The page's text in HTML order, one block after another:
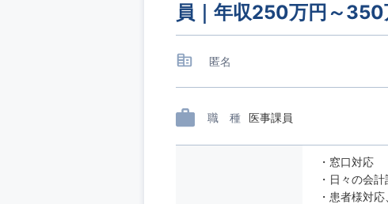
員｜年収250万円～350
匿名
職 種 医事課員
・窓口対応
・日々の会
・患者様対